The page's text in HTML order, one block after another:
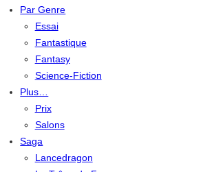
Par Genre
Essai
Fantastique
Fantasy
Science-Fiction
Plus…
Prix
Salons
Saga
Lancedragon